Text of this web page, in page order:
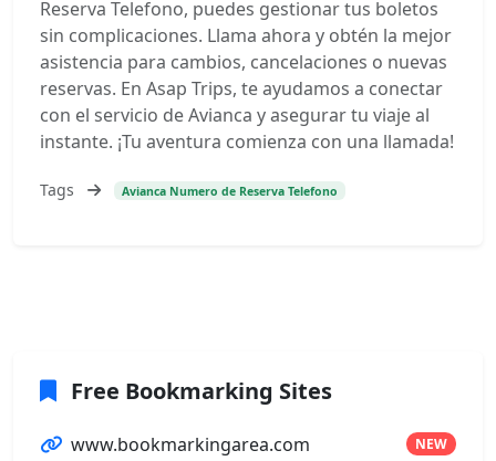
Reserva Telefono, puedes gestionar tus boletos
sin complicaciones. Llama ahora y obtén la mejor
asistencia para cambios, cancelaciones o nuevas
reservas. En Asap Trips, te ayudamos a conectar
con el servicio de Avianca y asegurar tu viaje al
instante. ¡Tu aventura comienza con una llamada!
Tags Avianca Numero de Reserva Telefono
Free Bookmarking Sites
www.bookmarkingarea.com NEW